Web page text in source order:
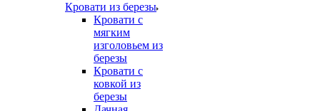
Кровати из березы
Кровати с
мягким
изголовьем из
березы
Кровати с
ковкой из
березы